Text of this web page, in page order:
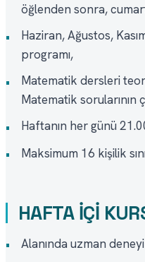
öğlenden sonra,
•
Haziran, Ağustos,
programı,
•
Matematik dersleri
Matematik sorularının
•
Haftanın her günü
•
Maksimum 16 kişilik
HAFTA İÇİ
•
Alanında uzman